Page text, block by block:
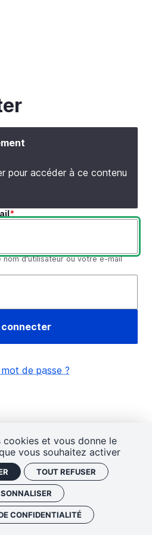
cookies et vous donne le
vous souhaitez activer
TOUT REFUSER
CONFIDENTIALITÉ
pour accéder à ce contenu
d'utilisateur ou votre e-mail
de passe ?